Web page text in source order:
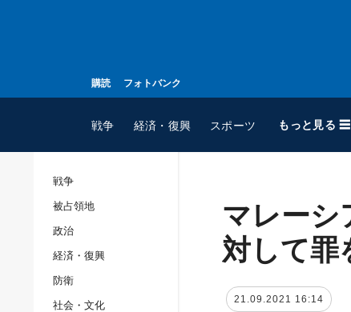
購読 フォトバンク
戦争 経済・復興 スポーツ もっと見る ☰
戦争
被占領地
政治
経済・復興
防衛
社会・文化
マレーシ
対して罪
21.09.2021 16:14